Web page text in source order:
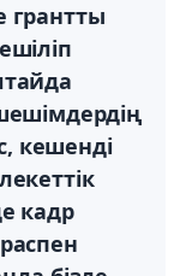
грантты
кешенді
кадр